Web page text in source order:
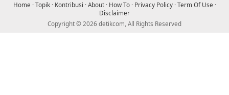
Home ·Topik· Kontribusi ·About· How To· Privacy Policy·Term Of Use ·
Disclaimer
Copyright © 2026 detikcom, All Rights Reserved